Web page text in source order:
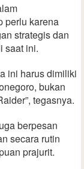
perlu karena
strategis dan
saat ini.
ini harus dimiliki
bukan
tegasnya.
berpesan
secara rutin
prajurit.